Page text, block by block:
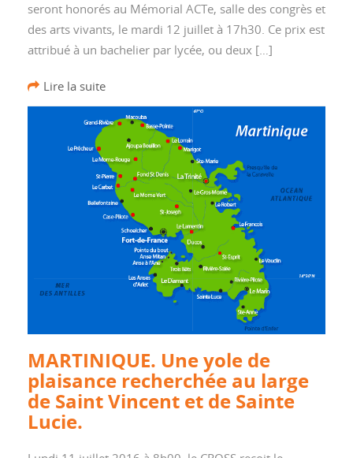
seront honorés au Mémorial ACTe, salle des congrès et
des arts vivants, le mardi 12 juillet à 17h30. Ce prix est
attribué à un bachelier par lycée, ou deux […]
Lire la suite
MARTINIQUE. Une yole de
plaisance recherchée au large
de Saint Vincent et de Sainte
Lucie.